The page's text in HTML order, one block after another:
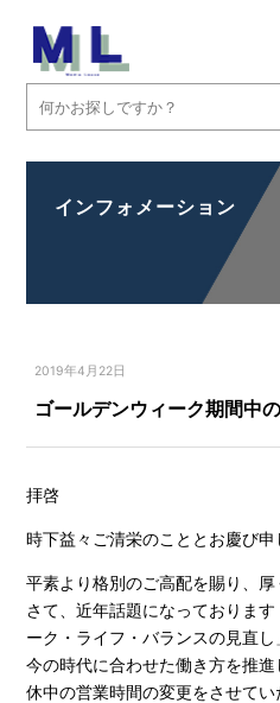
インフォメーション
2019年4月22日
ゴールデンウィーク期間中
拝啓
時下益々ご清栄のこととお慶び申
平素より格別のご高配を賜り、厚
さて、近年話題になっておりま
ーク・ライフ・バランスの見直し
今の時代に合わせた働き方を推
休中の営業時間の変更をさせてい